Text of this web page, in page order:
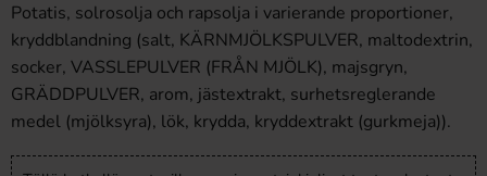
Potatis, solrosolja och rapsolja i varierande proportioner,
kryddblandning (salt, KÄRNMJÖLKSPULVER, maltodextrin,
socker, VASSLEPULVER (FRÅN MJÖLK), majsgryn,
GRÄDDPULVER, arom, jästextrakt, surhetsreglerande
medel (mjölksyra), lök, krydda, kryddextrakt (gurkmeja)).